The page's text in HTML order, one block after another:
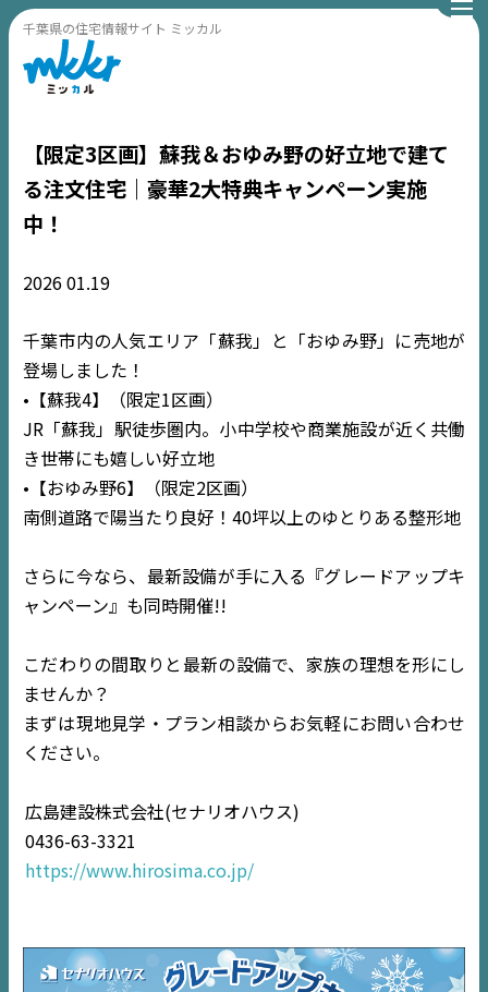
千葉県の住宅情報サイト ミッカル
TOP
【限定3区画】蘇我＆おゆみ野の好立地で建て
る注文住宅｜豪華2大特典キャンペーン実施
中！
202601.19
千葉市内の人気エリア「蘇我」と「おゆみ野」に売地が
登場しました！
•【蘇我4】（限定1区画）
JR「蘇我」駅徒歩圏内。小中学校や商業施設が近く共働
き世帯にも嬉しい好立地
•【おゆみ野6】（限定2区画）
南側道路で陽当たり良好！40坪以上のゆとりある整形地
さらに今なら、最新設備が手に入る『グレードアップキ
ャンペーン』も同時開催!!
こだわりの間取りと最新の設備で、家族の理想を形にし
ませんか？
まずは現地見学・プラン相談からお気軽にお問い合わせ
ください。
広島建設株式会社(セナリオハウス)
0436-63-3321
https://www.hirosima.co.jp/